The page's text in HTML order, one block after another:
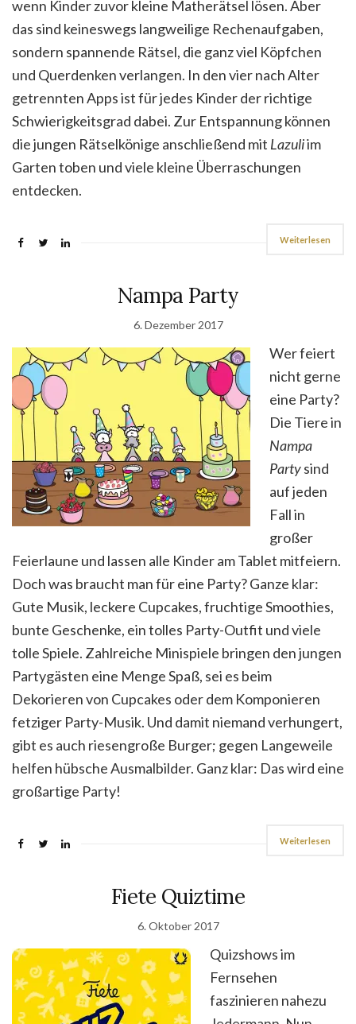
wenn Kinder zuvor kleine Matherätsel lösen. Aber
das sind keineswegs langweilige Rechenaufgaben,
sondern spannende Rätsel, die ganz viel Köpfchen
und Querdenken verlangen. In den vier nach Alter
getrennten Apps ist für jedes Kinder der richtige
Schwierigkeitsgrad dabei. Zur Entspannung können
die jungen Rätselkönige anschließend mit Lazuliim
Garten toben und viele kleine Überraschungen
entdecken.
Weiterlesen
Nampa Party
6. Dezember 2017
Wer feiert
nicht gerne
eine Party?
Die Tiere in
Nampa
Partysind
auf jeden
Fall in
großer
Feierlaune und lassen alle Kinder am Tablet mitfeiern.
Doch was braucht man für eine Party? Ganze klar:
Gute Musik, leckere Cupcakes, fruchtige Smoothies,
bunte Geschenke, ein tolles Party-Outfit und viele
tolle Spiele. Zahlreiche Minispiele bringen den jungen
Partygästen eine Menge Spaß, sei es beim
Dekorieren von Cupcakes oder dem Komponieren
fetziger Party-Musik. Und damit niemand verhungert,
gibt es auch riesengroße Burger; gegen Langeweile
helfen hübsche Ausmalbilder. Ganz klar: Das wird eine
großartige Party!
Weiterlesen
Fiete Quiztime
6. Oktober 2017
Quizshows im
Fernsehen
faszinieren nahezu